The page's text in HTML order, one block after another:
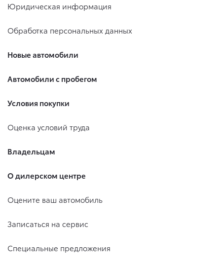
Юридическая информация
Обработка персональных данных
Новые автомобили
Автомобили с пробегом
Условия покупки
Оценка условий труда
Владельцам
О дилерском центре
Оцените ваш автомобиль
Записаться на сервис
Специальные предложения